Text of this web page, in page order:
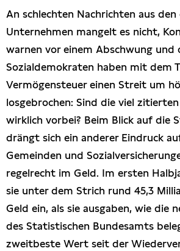
An schlechten Nachrichten aus den
Unternehmen mangelt es nicht,
warnen vor einem Abschwung und
Sozialdemokraten haben mit dem
Vermögensteuer einen Streit um
losgebrochen: Sind die viel
wirklich vorbei? Beim Blick auf die
drängt sich ein anderer Eindruck
Gemeinden und
regelrecht im Geld. Im ersten
sie unter dem Strich rund 45,3
Geld ein, als sie ausgaben, wie die
des Statistischen Bundesamts
zweitbeste Wert seit der